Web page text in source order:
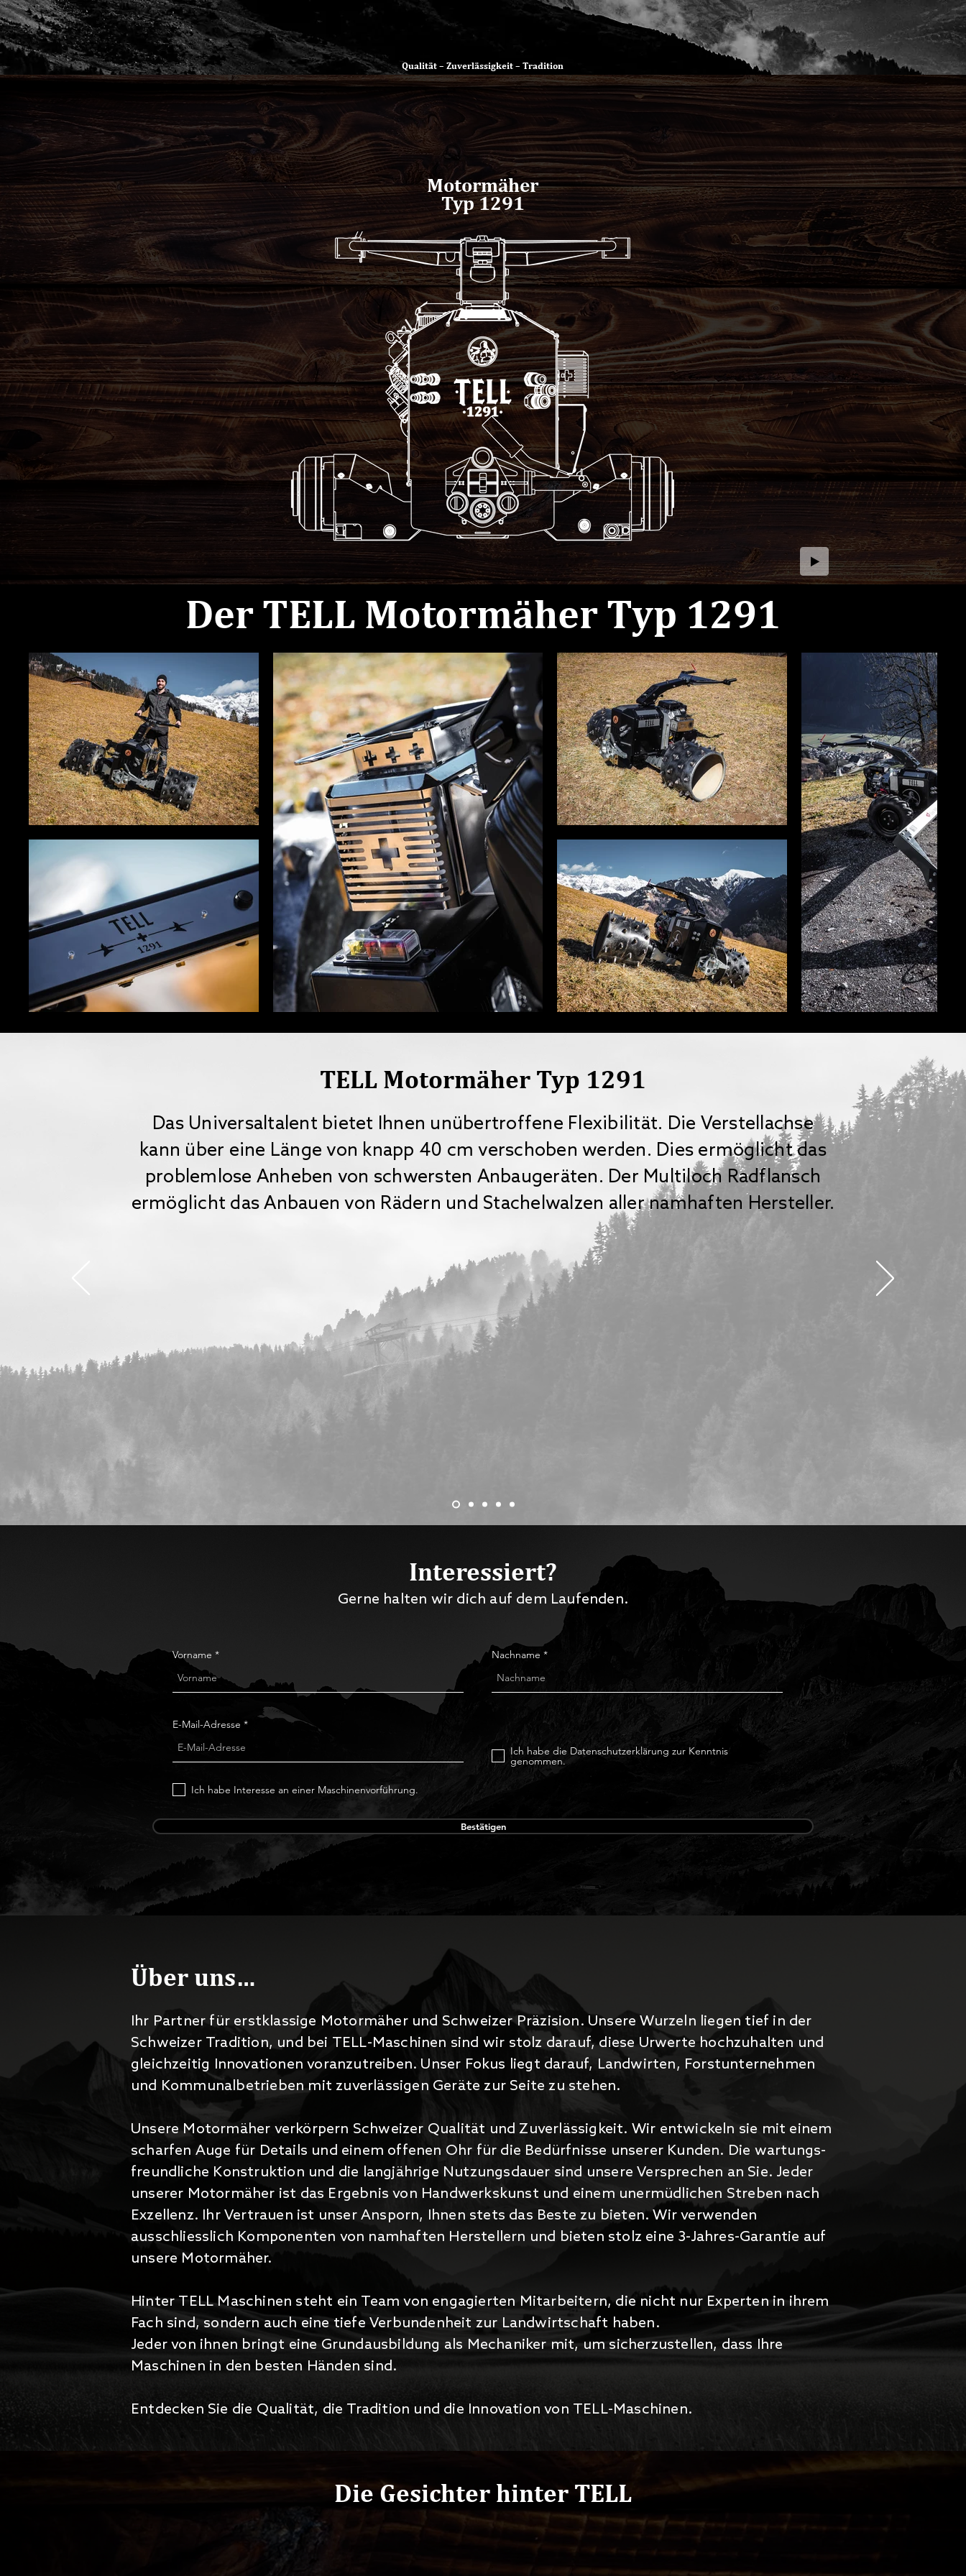
Qualität – Zuverlässigkeit – Tradition
Motormäher
Typ 1291
Der TELL Motormäher Typ 1291
TELL Motormäher Typ 1291
Das Universaltalent bietet Ihnen unübertroffene Flexibilität. Die Verstellachse
kann über eine Länge von knapp 40 cm verschoben werden. Dies ermöglicht das
problemlose Anheben von schwersten Anbaugeräten. Der Multiloch Radflansch
ermöglicht das Anbauen von Rädern und Stachelwalzen aller namhaften Hersteller.
Interessiert?
Gerne halten wir dich auf dem Laufenden.
Vorname Nachname
E-Mail-Adresse
Ich habe die Datenschutzerklärung zur Kenntnis
genommen.
Ich habe Interesse an einer Maschinenvorführung.
Bestätigen
Über uns…
Ihr Partner für erstklassige Motormäher und Schweizer Präzision. Unsere Wurzeln liegen tief in der
Schweizer Tradition, und bei TELL-Maschinen sind wir stolz darauf, diese Urwerte hochzuhalten und
gleichzeitig Innovationen voranzutreiben. Unser Fokus liegt darauf, Landwirten, Forstunternehmen
und Kommunalbetrieben mit zuverlässigen Geräte zur Seite zu stehen.
Unsere Motormäher verkörpern Schweizer Qualität und Zuverlässigkeit. Wir entwickeln sie mit einem
scharfen Auge für Details und einem offenen Ohr für die Bedürfnisse unserer Kunden. Die wartungs-
freundliche Konstruktion und die langjährige Nutzungsdauer sind unsere Versprechen an Sie. Jeder
unserer Motormäher ist das Ergebnis von Handwerkskunst und einem unermüdlichen Streben nach
Exzellenz. Ihr Vertrauen ist unser Ansporn, Ihnen stets das Beste zu bieten.Wir verwenden
ausschliesslich Komponenten von namhaften Herstellern und bieten stolz eine 3-Jahres-Garantie auf
unsere Motormäher.
Hinter TELL Maschinen steht ein Team von engagierten Mitarbeitern, die nicht nur Experten in ihrem
Fach sind, sondern auch eine tiefe Verbundenheit zur Landwirtschaft haben.
Jeder von ihnen bringt eine Grundausbildung als Mechaniker mit, um sicherzustellen, dass Ihre
Maschinen in den besten Händen sind.
Entdecken Sie die Qualität, die Tradition und die Innovation von TELL-Maschinen.
Die Gesichter hinter TELL